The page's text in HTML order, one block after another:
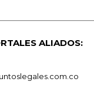
ALIADOS: